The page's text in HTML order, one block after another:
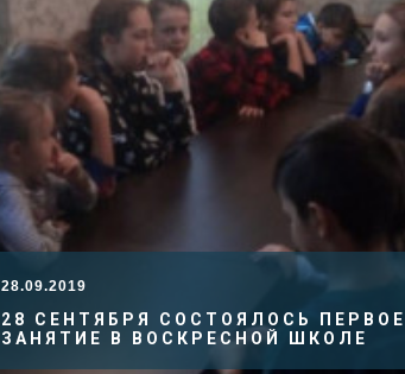
28.09.2019
28 СЕНТЯБРЯ СОСТОЯЛОСЬ ПЕРВОЕ
ЗАНЯТИЕ В ВОСКРЕСНОЙ ШКОЛЕ